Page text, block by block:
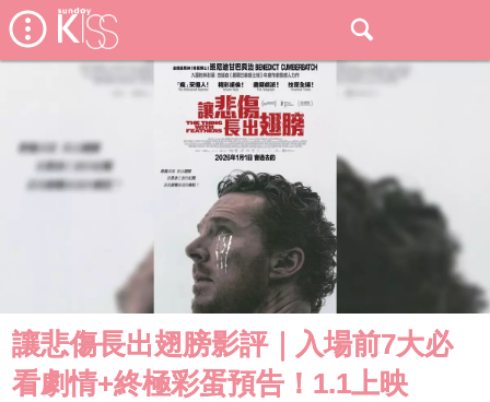
讓悲傷長出翅膀影評｜入場前7大必
看劇情+終極彩蛋預告！1.1上映